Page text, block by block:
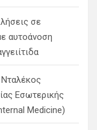
σε
αυτοάνοση
Εσωτερικής
Medicine)